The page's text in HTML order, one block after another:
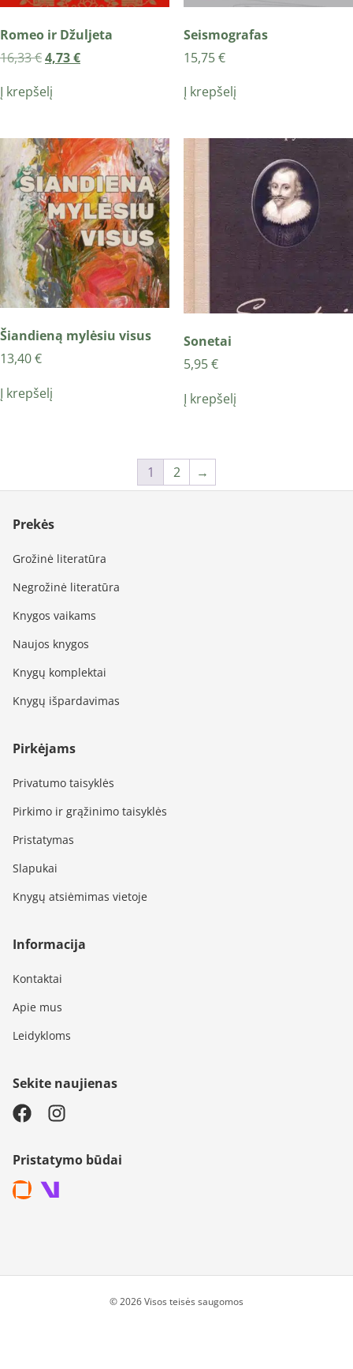
Romeo ir Džuljeta
16,33€4,73€
Į krepšelį
Seismografas
15,75€
Į krepšelį
Šiandieną mylėsiu visus
13,40€
Į krepšelį
Sonetai
5,95€
Į krepšelį
1 2 →
Prekės
Grožinė literatūra
Negrožinė literatūra
Knygos vaikams
Naujos knygos
Knygų komplektai
Knygų išpardavimas
Pirkėjams
Privatumo taisyklės
Pirkimo ir grąžinimo taisyklės
Pristatymas
Slapukai
Knygų atsiėmimas vietoje
Informacija
Kontaktai
Apie mus
Leidykloms
Sekite naujienas
Pristatymo būdai
© 2026 Visos teisės saugomos